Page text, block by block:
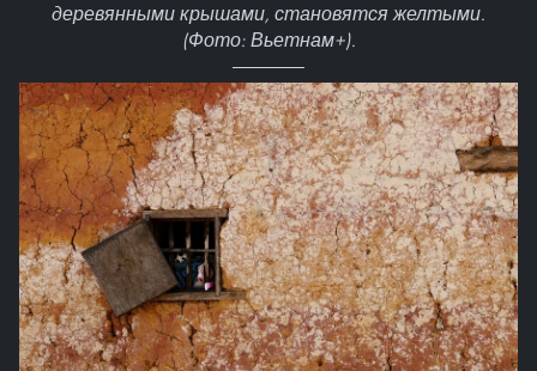
деревянными крышами, становятся желтыми.
(Фото: Вьетнам+).